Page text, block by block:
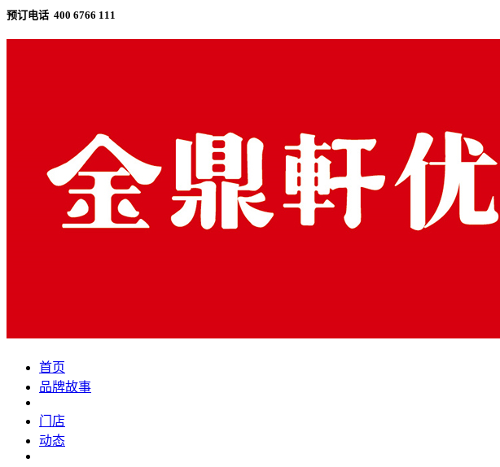
预订电话 400 6766 111
首页
品牌故事
门店
动态